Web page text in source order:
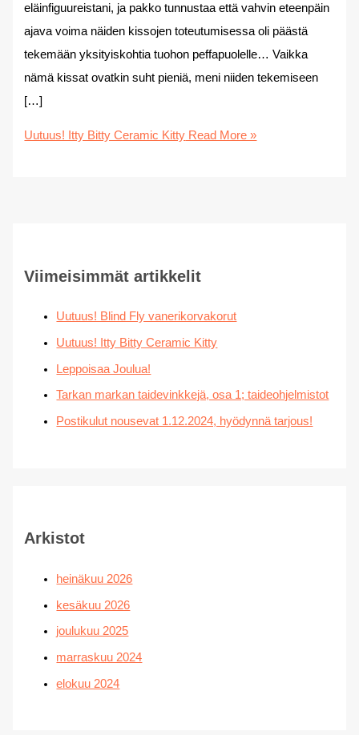
eläinfiguureistani, ja pakko tunnustaa että vahvin eteenpäin
ajava voima näiden kissojen toteutumisessa oli päästä
tekemään yksityiskohtia tuohon peffapuolelle… Vaikka
nämä kissat ovatkin suht pieniä, meni niiden tekemiseen
[…]
Uutuus! Itty Bitty Ceramic Kitty Read More »
Viimeisimmät artikkelit
Uutuus! Blind Fly vanerikorvakorut
Uutuus! Itty Bitty Ceramic Kitty
Leppoisaa Joulua!
Tarkan markan taidevinkkejä, osa 1; taideohjelmistot
Postikulut nousevat 1.12.2024, hyödynnä tarjous!
Arkistot
heinäkuu 2026
kesäkuu 2026
joulukuu 2025
marraskuu 2024
elokuu 2024